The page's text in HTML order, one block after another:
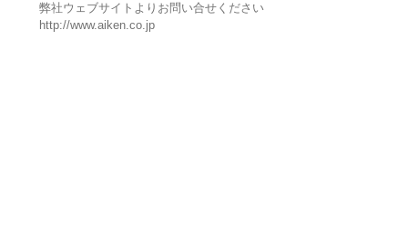
弊社ウェブサイトよりお問い合せください
http://www.aiken.co.jp